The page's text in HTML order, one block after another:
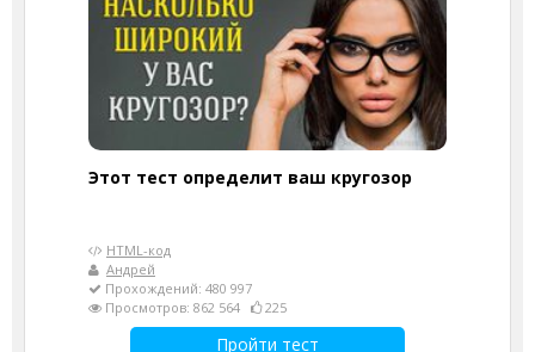
Этот тест определит ваш кругозор
HTML-код
Андрей
Прохождений: 480 997
Просмотров: 862 564
225
Пройти тест